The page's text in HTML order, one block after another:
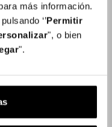
más información.
‘’Permitir
", o bien
".
Anti 16,99
€
12 Mini: